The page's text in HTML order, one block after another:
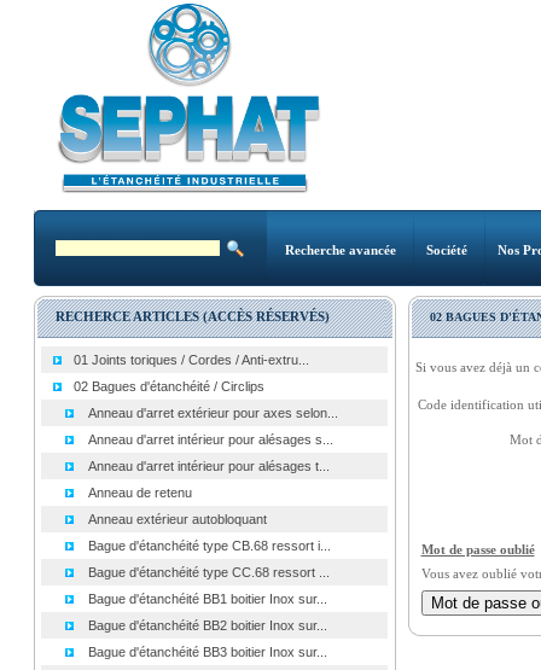
Recherche avancée Société Nos
RECHERCE ARTICLES (ACCÈS RÉSERVÉS)
01 Joints toriques / Cordes / Anti-extru...
02 Bagues d'étanchéité / Circlips
Anneau d'arret extérieur pour axes selon...
Anneau d'arret intérieur pour alésages s...
Anneau d'arret intérieur pour alésages t...
Anneau de retenu
Anneau extérieur autobloquant
Bague d'étanchéité type CB.68 ressort i...
Bague d'étanchéité type CC.68 ressort ...
Bague d'étanchéité BB1 boitier Inox sur...
Bague d'étanchéité BB2 boitier Inox sur...
Bague d'étanchéité BB3 boitier Inox sur...
02 BAGUES
Si vous avez déjà un
Code identification
Mot
Mot de passe oublié
Vous avez oublié